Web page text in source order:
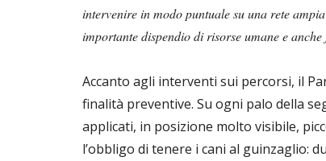
intervenire in modo puntuale su una rete
importante dispendio di risorse umane e
Accanto agli interventi sui percorsi, il
finalità preventive. Su ogni palo della
applicati, in posizione molto visibile,
l’obbligo di tenere i cani al guinzaglio: